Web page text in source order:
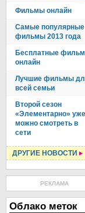
Фильмы онлайн
Самые популярные
фильмы 2013 года
Бесплатные
онлайн
Лучшие фильмы
всей семьи
Второй сезон
«Элементарно» уже
можно смотреть в
сети
ДРУГИЕ НОВОСТИ
РЕКЛАМА
Облако меток